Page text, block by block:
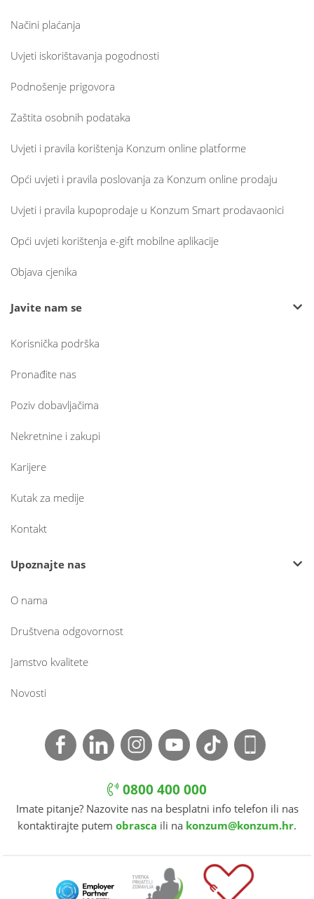
Načini plaćanja
Uvjeti iskorištavanja pogodnosti
Podnošenje prigovora
Zaštita osobnih podataka
Uvjeti i pravila korištenja Konzum online platforme
Opći uvjeti i pravila poslovanja za Konzum online prodaju
Uvjeti i pravila kupoprodaje u Konzum Smart prodavaonici
Opći uvjeti korištenja e-gift mobilne aplikacije
Objava cjenika
Javite nam se
Korisnička podrška
Pronađite nas
Poziv dobavljačima
Nekretnine i zakupi
Karijere
Kutak za medije
Kontakt
Upoznajte nas
O nama
Društvena odgovornost
Jamstvo kvalitete
Novosti
0800 400 000
Imate pitanje? Nazovite nas na besplatni info telefon ili nas
kontaktirajte putem obrasca ili na konzum@konzum.hr.